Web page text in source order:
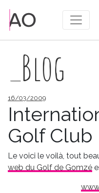
_Blog
Publié
16/03/2009
Golf Club
Le voici le voilà, tout
web du Golf de Gomzé